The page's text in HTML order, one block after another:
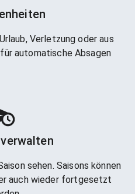
Verletzung oder aus
automatische Absagen
sehen. Saisons können
auch wieder fortgesetzt